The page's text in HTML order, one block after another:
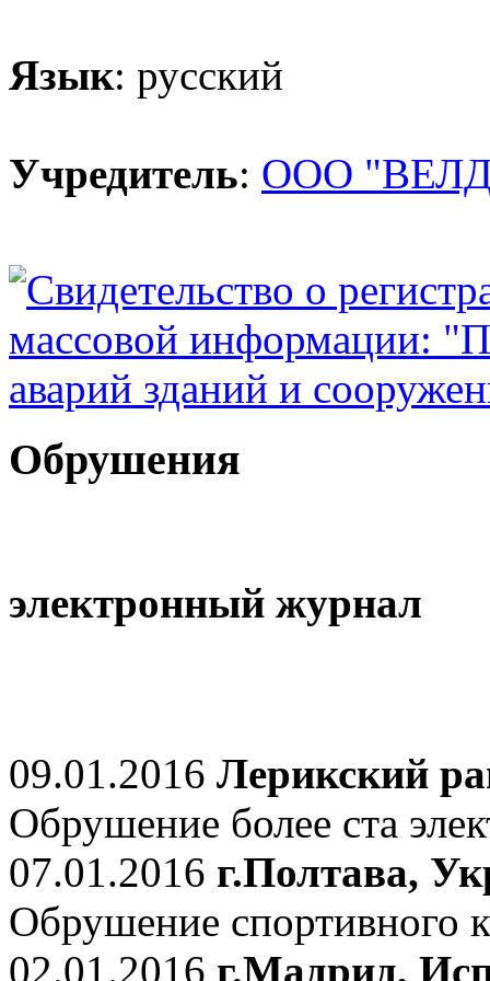
Язык: русский
Учредитель: ООО
Обрушения
электронный журнал
09.01.2016 Лерикский
Обрушение более ста
07.01.2016 г.Полтава,
Обрушение спортивного
02.01.2016 г.Мадрид,